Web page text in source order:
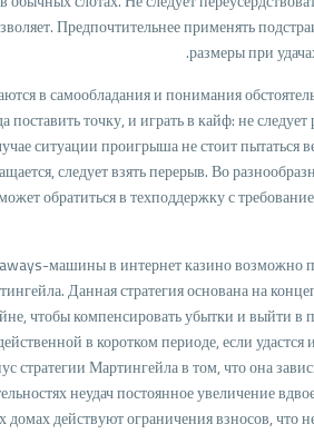
Предпочтительнее применять
размеры при
в самообладания и понимания
поставить точку, и играть в кайф: не
ситуации проигрыша не стоит пытаться
следует взять перерыв. Во
обратиться в техподдержку с
машины в интернет казино возможно
Данная стратегия основана на
чтобы компенсировать убытки и выйти в
в коротком периоде, если
стратегии Мартингейла в том, что она
неудач постоянное увеличение
действуют ограничения взносов, что